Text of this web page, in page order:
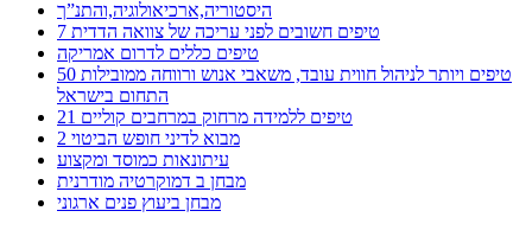
היסטוריה,ארכיאולוגיה,והתנ”ך
7 טיפים חשובים לפני עריכה של צוואה הדדית
טיפים כללים לדרום אמריקה
50 טיפים ויותר לניהול חווית עובד, משאבי אנוש ורווחה ממובילות
התחום בישראל
21 טיפים ללמידה מרחוק במרחבים קוליים
מבוא לדיני חופש הביטוי 2
עיתונאות כמוסד ומקצוע
מבחן ב דמוקרטיה מודרנית
מבחן ביעוץ פנים ארגוני